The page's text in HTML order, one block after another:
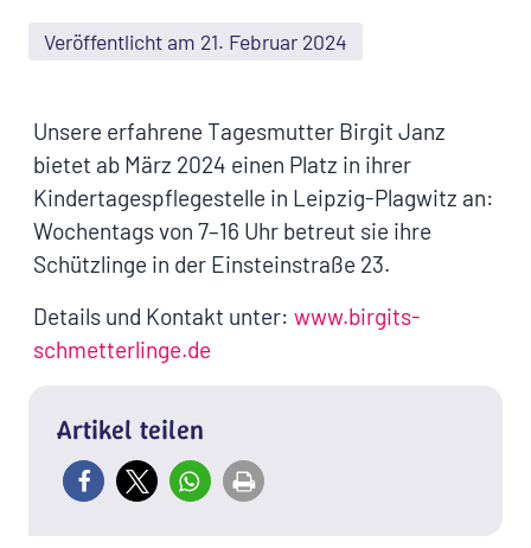
Veröffentlicht am 21. Februar 2024
Unsere erfahrene Tagesmutter Birgit Janz
bietet ab März 2024 einen Platz in ihrer
Kindertagespflegestelle in Leipzig-Plagwitz an:
Wochentags von 7–16 Uhr betreut sie ihre
Schützlinge in der Einsteinstraße 23.
Details und Kontakt unter: www.birgits-
schmetterlinge.de
Artikel teilen